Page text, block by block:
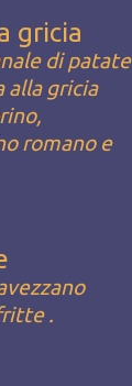
gricia
di patate
alla gricia
romano e
.